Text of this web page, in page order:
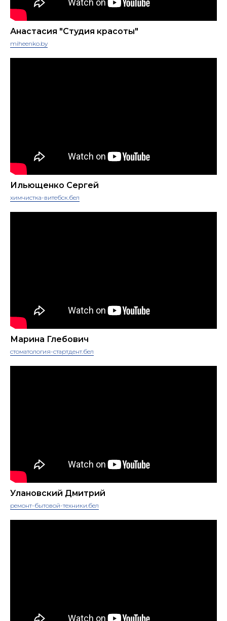
Анастасия "Cтудия красоты"
miheenko.by
Ильющенко Сергей
химчистка-витебск.бел
Марина Глебович
стоматология-стартдент.бел
Улановский Дмитрий
ремонт-бытовой-техники.бел